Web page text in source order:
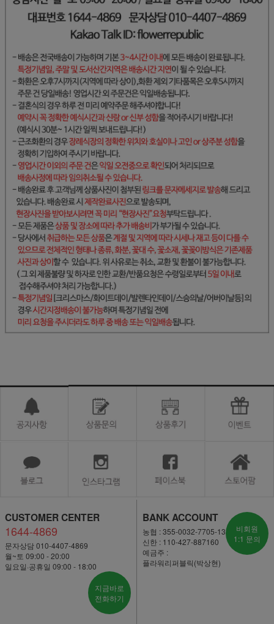
CUSTOMER CENTER
1644-4869
문자상담 010-4407-4869
월~토 09:00 - 20:00
일요일·공휴일 09:00 - 18:00
지금바로
전화하기
BANK ACCOUNT
농협 : 355-0032-7705-13
신한 : 110-427-887160
예금주 :
플라워리퍼블릭(박상현)
비회원
1:1 문의